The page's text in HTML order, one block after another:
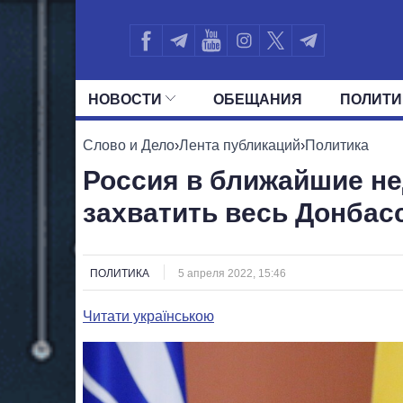
НОВОСТИ ОБЕЩАНИЯ
ВСЕ ПОЛИТИКИ ПРЕЗИДЕНТ И
Слово и Дело›Лента публикаций›Политика
Россия в ближайшие
захватить весь
ПОЛИТИКА 5 апреля 2022, 15:46
Читати українською